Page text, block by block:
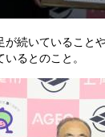
続いていること
るとのこと。